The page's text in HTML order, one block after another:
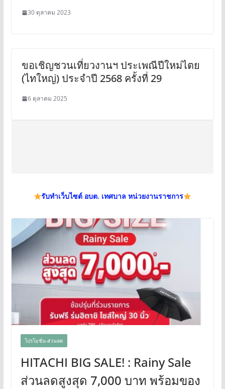
30 ตุลาคม 2023
ขอเชิญชวนเที่ยวงานฯ ประเพณีปีใหม่ไตย
(ไทใหญ่) ประจำปี 2568 ครั้งที่ 29
6 ตุลาคม 2025
รับทำเว็บไซต์ อบต. เทศบาล หน่วยงานราชการ
โปรโมชั่น-ส่วนลด
HITACHI BIG SALE! : Rainy Sale
ส่วนลดสูงสุด 7,000 บาท พร้อมของ